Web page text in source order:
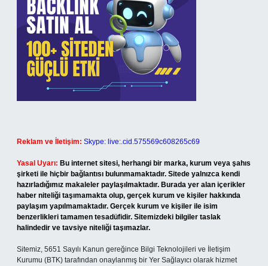
Reklam ve İletişim: Skype: live:.cid.575569c608265c69
Yasal Uyarı: Bu internet sitesi, herhangi bir marka, kurum veya şahıs
şirketi ile hiçbir bağlantısı bulunmamaktadır. Sitede yalnızca kendi
hazırladığımız makaleler paylaşılmaktadır. Burada yer alan içerikler
haber niteliği taşımamakta olup, gerçek kurum ve kişiler hakkında
paylaşım yapılmamaktadır. Gerçek kurum ve kişiler ile isim
benzerlikleri tamamen tesadüfidir. Sitemizdeki bilgiler taslak
halindedir ve tavsiye niteliği taşımazlar.
Sitemiz, 5651 Sayılı Kanun gereğince Bilgi Teknolojileri ve İletişim
Kurumu (BTK) tarafından onaylanmış bir Yer Sağlayıcı olarak hizmet